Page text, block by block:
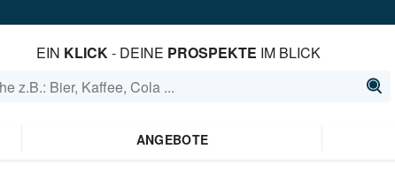
EIN KLICK- DEINE PROSPEKTE IM BLICK
ANGEBOTE